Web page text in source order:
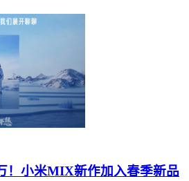
！小米MIX新作加入春季新品